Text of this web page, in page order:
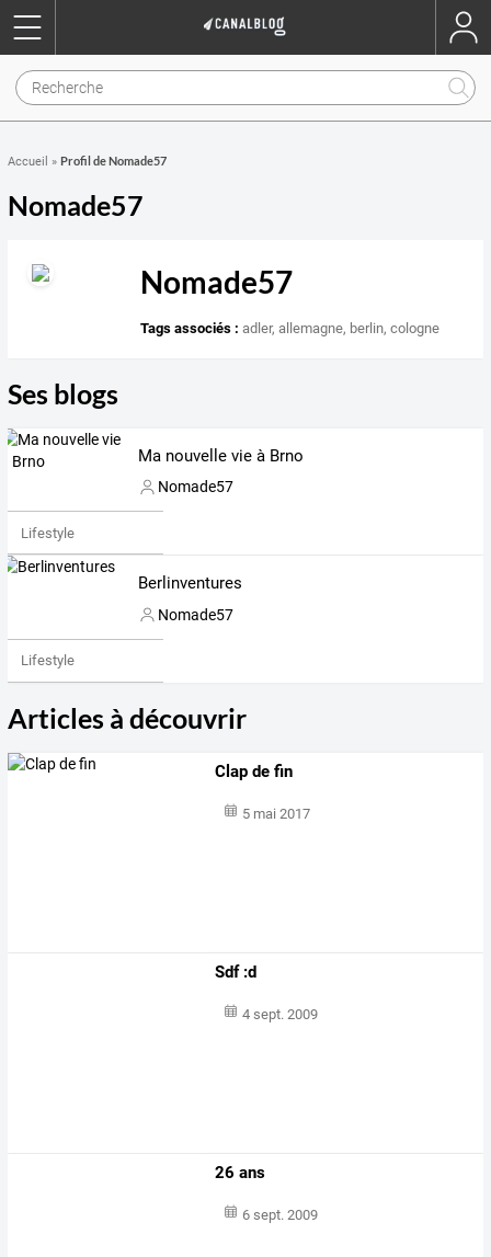
Accueil » Profil de Nomade57
Nomade57
Nomade57
Tags associés : adler,allemagne, berlin,cologne
Ses blogs
Ma nouvelle vie à Brno
Nomade57
Lifestyle
Berlinventures
Nomade57
Lifestyle
Articles à découvrir
Clap de fin
5 mai 2017
Sdf :d
4 sept. 2009
26 ans
6 sept. 2009